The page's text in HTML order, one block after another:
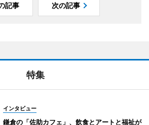
記事 次の記事
特集
インタビュー
鎌倉の「佐助カフェ」、飲食とアートと福祉が